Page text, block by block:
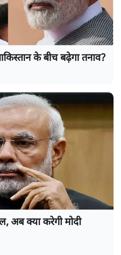
के बीच बढ़ेगा तनाव?
अब क्या करेगी मोदी